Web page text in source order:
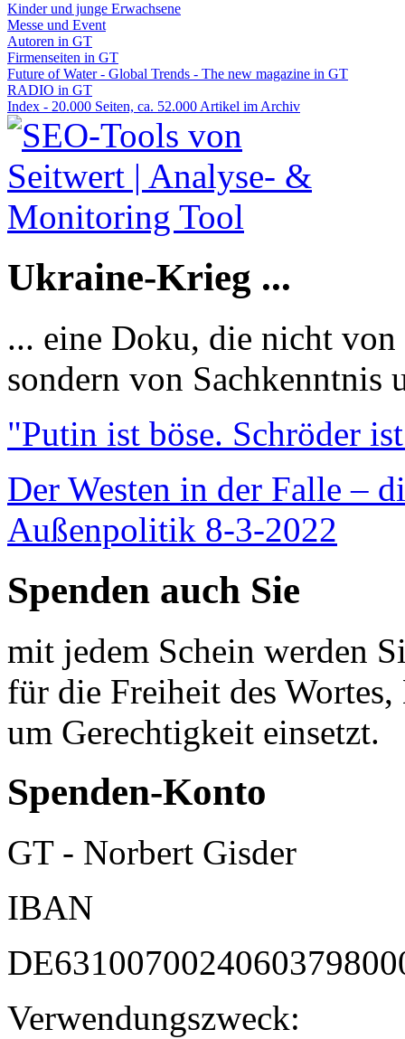
Kinder und junge Erwachsene
Messe und Event
Autoren in GT
Firmenseiten in GT
Future of Water - Global Trends - The new magazine in GT
RADIO in GT
Index - 20.000 Seiten, ca. 52.000 Artikel im Archiv
Ukraine-Krieg ...
... eine Doku, die nicht
sondern von Sachkenntnis
"Putin ist böse. Schröder
Der Westen in der Falle –
Außenpolitik 8-3-2022
Spenden auch Sie
mit jedem Schein werden
für die Freiheit des
um Gerechtigkeit einsetzt.
Spenden-Konto
GT - Norbert Gisder
IBAN
Verwendungszweck: